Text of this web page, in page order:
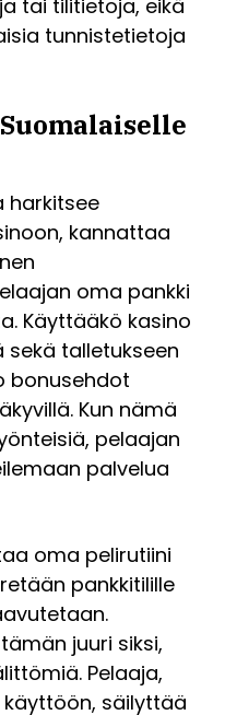
tai tilitietoja, eikä
tunnistetietoja
harkitsee
kannattaa
oma pankki
Käyttääkö kasino
talletukseen
bonusehdot
Kun nämä
pelaajan
palvelua
oma pelirutiini
pankkitilille
juuri siksi,
Pelaaja,
säilyttää